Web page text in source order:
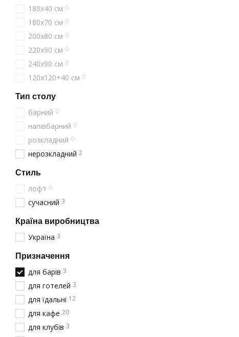
180х40 см 0
180х70 см 0
200х80 см 0
220х90 см 0
240х90 см 0
120х120+40 см 0
Тип столу
барний 0
напівбарний 0
розкладний 0
нерозкладний 2
Стиль
лофт 0
сучасний 3
Країна виробництва
Україна 3
Призначення
для барів 3
для готелей 3
для їдальні 12
для кафе 20
для клубів 3